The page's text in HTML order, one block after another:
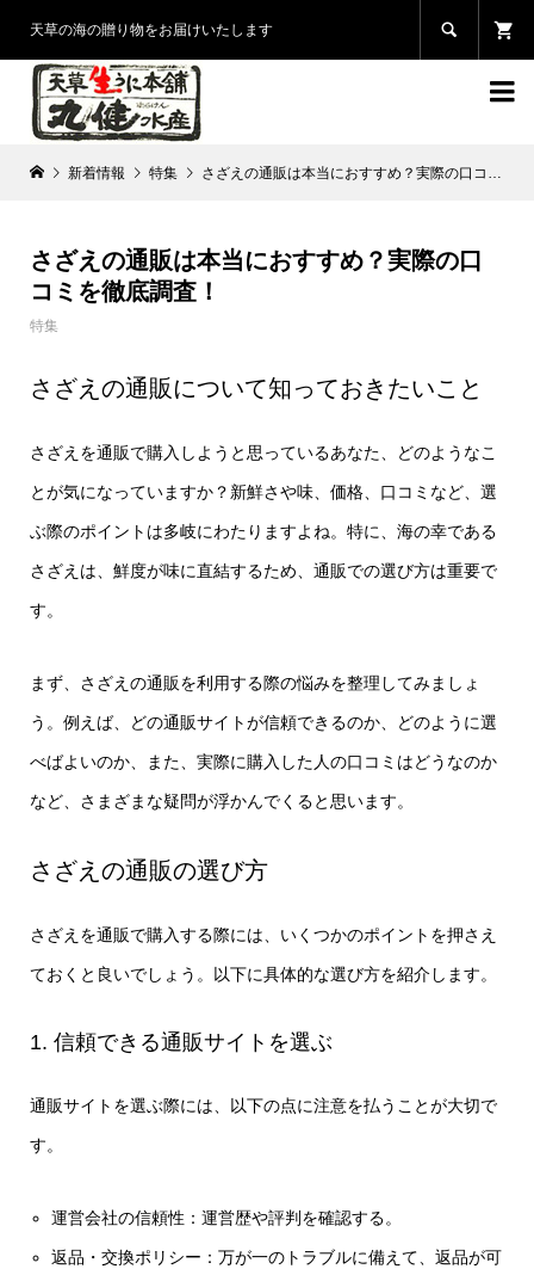
天草の海の贈り物をお届けいたします 

新着情報 特集 さざえの通販は本当におすすめ？実際の口コミを徹底調査！
さざえの通販は本当におすすめ？実際の口
コミを徹底調査！
特集
さざえの通販について知っておきたいこと
さざえを通販で購入しようと思っているあなた、どのようなこ
とが気になっていますか？新鮮さや味、価格、口コミなど、選
ぶ際のポイントは多岐にわたりますよね。特に、海の幸である
さざえは、鮮度が味に直結するため、通販での選び方は重要で
す。
まず、さざえの通販を利用する際の悩みを整理してみましょ
う。例えば、どの通販サイトが信頼できるのか、どのように選
べばよいのか、また、実際に購入した人の口コミはどうなのか
など、さまざまな疑問が浮かんでくると思います。
さざえの通販の選び方
さざえを通販で購入する際には、いくつかのポイントを押さえ
ておくと良いでしょう。以下に具体的な選び方を紹介します。
1. 信頼できる通販サイトを選ぶ
通販サイトを選ぶ際には、以下の点に注意を払うことが大切で
す。
運営会社の信頼性：運営歴や評判を確認する。
返品・交換ポリシー：万が一のトラブルに備えて、返品が可